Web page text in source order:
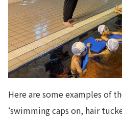
Here are some examples of
‘swimming caps on, hair